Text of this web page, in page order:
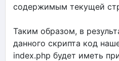
содержимым текущей
Таким образом, в
данного скрипта код
index.php будет иметь